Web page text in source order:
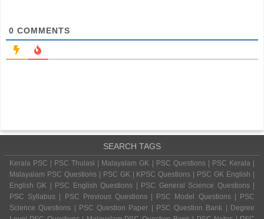
0 COMMENTS
SEARCH TAGS
Kerala PSC | PSC Thulasi | Malayalam GK | PSC Questions | PSC Kerala |
Malayalam PSC Questions | PSC GK | KPSC Questions | PSC GK English |
English GK | PSC English Questions | PSC General Science Questions |
PSC Syllabus | PSC Previous Questions | PSC Model Questions | PSC
Science Questions | PSC Question Paper | PSC Question Bank | Degree